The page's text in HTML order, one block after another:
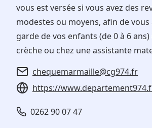
vous est versée si vous avez des
modestes ou moyens, afin de vous
garde de vos enfants (de 0 à 6
crèche ou chez une assistante
chequemarmaille@cg974.fr
https://
0262 90 07 47